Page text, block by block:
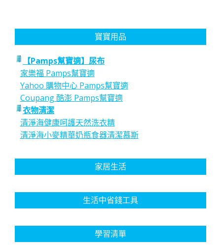
寶寶用品
【Pamps幫寶適】尿布
家樂福 Pamps幫寶適
Yahoo 購物中心 Pamps幫寶適
Coupang 酷澎 Pamps幫寶適
衣物清潔
清淨海健康呵護天然洗衣精
清淨海小麥精華奶瓶食器清潔慕斯
家居生活
生活中省錢工具
學習清單